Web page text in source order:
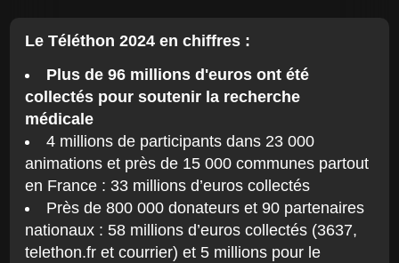
Le Téléthon 2024 en chiffres :
Plus de 96 millions d'euros ont été
collectés pour soutenir la recherche
médicale
4 millions de participants dans 23 000
animations et près de 15 000 communes partout
en France : 33 millions d’euros collectés
Près de 800 000 donateurs et 90 partenaires
nationaux : 58 millions d’euros collectés (3637,
telethon.fr et courrier) et 5 millions pour le